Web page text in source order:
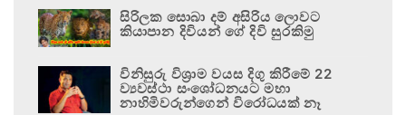
සිරිලක සොබා දම් අසිරිය ලොවට
කියාපාන දිවියන් ගේ දිවි සුරකිමු
විනිසුරු විශ්‍රාම වයස දිගු කිරීමේ 22
ව්‍යවස්ථා සංශෝධනයට මහා
නාහිමිවරුන්ගෙන් විරෝධයක් නෑ